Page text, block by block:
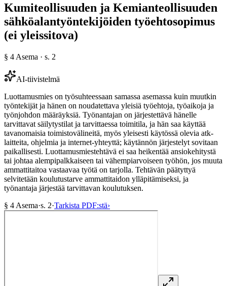
Kumiteollisuuden ja Kemianteollisuuden
sähköalantyöntekijöiden työehtosopimus
(ei yleissitova)
§ 4 Asema · s. 2
AI-tiivistelmä
Luottamusmies on työsuhteessaan samassa asemassa kuin muutkin
työntekijät ja hänen on noudatettava yleisiä työehtoja, työaikoja ja
työnjohdon määräyksiä. Työnantajan on järjestettävä hänelle
tarvittavat säilytystilat ja tarvittaessa toimitila, ja hän saa käyttää
tavanomaisia toimistovälineitä, myös yleisesti käytössä olevia atk-
laitteita, ohjelmia ja internet-yhteyttä; käytännön järjestelyt sovitaan
paikallisesti. Luottamusmiestehtävä ei saa heikentää ansiokehitystä
tai johtaa alempipalkkaiseen tai vähempiarvoiseen työhön, jos muuta
ammattitaitoa vastaavaa työtä on tarjolla. Tehtävän päätyttyä
selvitetään koulutustarve ammattitaidon ylläpitämiseksi, ja
työnantaja järjestää tarvittavan koulutuksen.
§ 4 Asema·s. 2·Tarkista PDF:stä›